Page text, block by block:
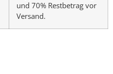
und 70% Restbetrag vor
Versand.